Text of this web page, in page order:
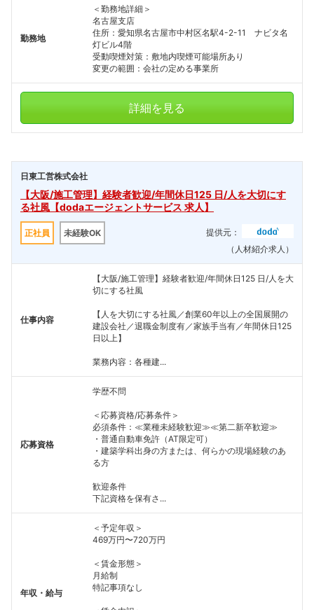
勤務地
＜勤務地詳細＞
名古屋支店
住所：愛知県名古屋市中村区名駅4-2-11 ナビタ名
灯ビル4階
受動喫煙対策：敷地内喫煙可能場所あり
変更の範囲：会社の定める事業所
詳細を見る
日東工営株式会社
【大阪/施工管理】経験者歓迎/年間休日125 日/人を大切にす
る社風【dodaエージェントサービス 求人】
正社員 未経験OK
提供元：
（人材紹介求人）
仕事内容
【大阪/施工管理】経験者歓迎/年間休日125 日/人を大
切にする社風
【人を大切にする社風／創業60年以上の全国展開の
建設会社／退職金制度有／家族手当有／年間休日125
日以上】
業務内容：各種建...
応募資格
学歴不問
＜応募資格/応募条件＞
必須条件：≪業種未経験歓迎≫≪第二新卒歓迎≫
・普通自動車免許（AT限定可）
・建築学科出身の方または、何らかの現場経験のあ
る方
歓迎条件
下記資格を保有さ...
年収・給与
＜予定年収＞
469万円〜720万円
＜賃金形態＞
月給制
特記事項なし